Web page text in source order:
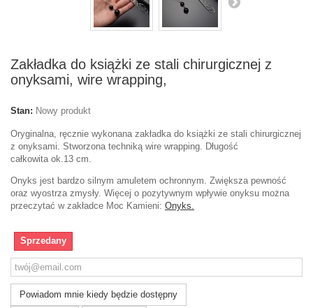
Zakładka do książki ze stali chirurgicznej z
onyksami, wire wrapping,
Stan: Nowy produkt
Oryginalna, ręcznie wykonana zakładka do książki ze stali chirurgicznej
z onyksami. Stworzona techniką wire wrapping. Długość
całkowita ok.13 cm.
Onyks jest bardzo silnym amuletem ochronnym. Zwiększa pewność
oraz wyostrza zmysły. Więcej o pozytywnym wpływie onyksu można
przeczytać w zakładce Moc Kamieni: Onyks.
Sprzedany
Powiadom mnie kiedy będzie dostępny